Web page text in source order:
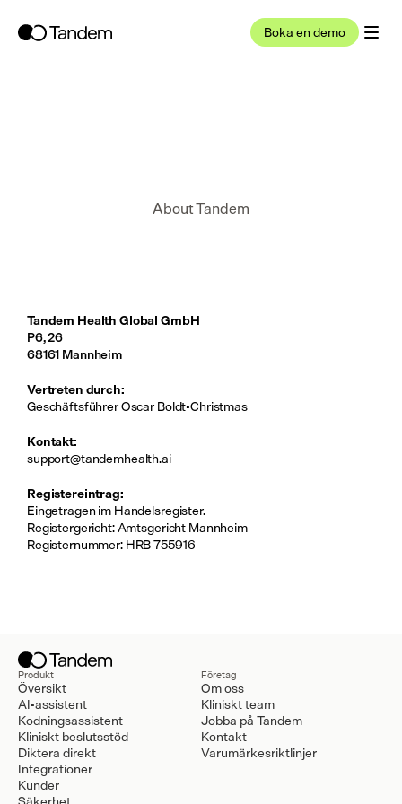
Boka en demo
About Tandem
Tandem Health Global GmbH
P6, 26
68161 Mannheim
Vertreten durch:
Geschäftsführer Oscar Boldt-Christmas
Kontakt:
support@tandemhealth.ai
Registereintrag:
Eingetragen im Handelsregister.
Registergericht: Amtsgericht Mannheim
Registernummer: HRB 755916
Produkt
Översikt
AI-assistent
Kodningsassistent
Kliniskt beslutsstöd
Diktera direkt
Integrationer
Kunder
Företag
Om oss
Kliniskt team
Jobba på Tandem
Kontakt
Varumärkesriktlinjer